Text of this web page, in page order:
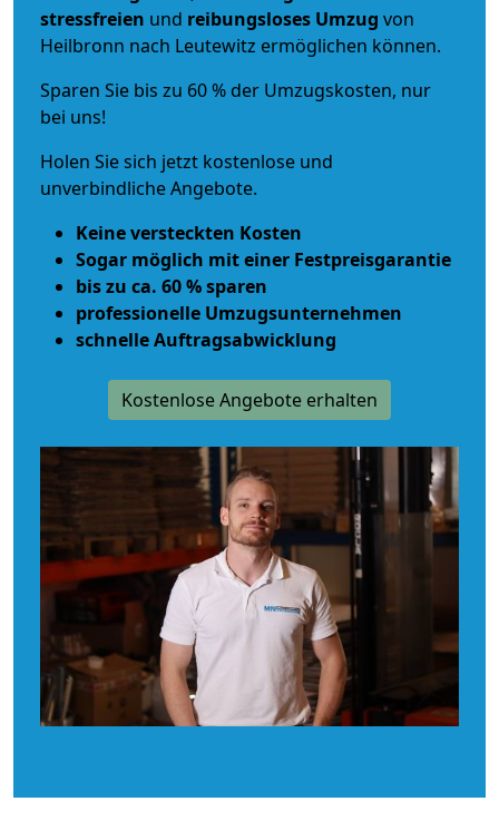
stressfreien und reibungsloses Umzug von
Heilbronn nach Leutewitz ermöglichen können.
Sparen Sie bis zu 60 % der Umzugskosten, nur
bei uns!
Holen Sie sich jetzt kostenlose und
unverbindliche Angebote.
Keine versteckten Kosten
Sogar möglich mit einer Festpreisgarantie
bis zu ca. 60 % sparen
professionelle Umzugsunternehmen
schnelle Auftragsabwicklung
Kostenlose Angebote erhalten